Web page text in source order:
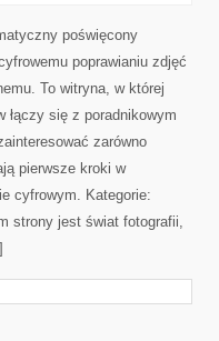
KREATYWNE
TRIKI
poświęcony
poprawianiu zdjęć
To witryna, w której
łączy się z poradnikowym
zarówno
pierwsze kroki w
cyfrowym. Kategorie:
strony jest świat fotografii,